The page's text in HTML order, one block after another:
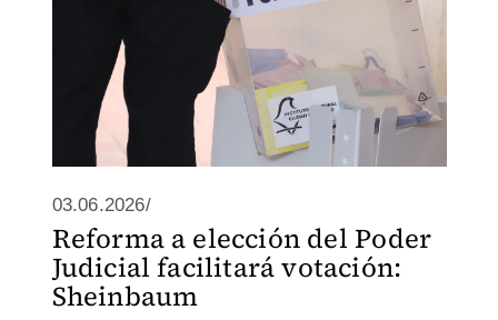
03.06.2026/
Reforma a elección del Poder
Judicial facilitará votación:
Sheinbaum